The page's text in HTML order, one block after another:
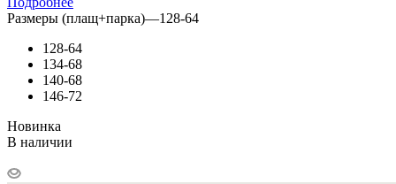
Размеры (плащ+парка)—128-64
128-64
134-68
140-68
146-72
Новинка
В наличии